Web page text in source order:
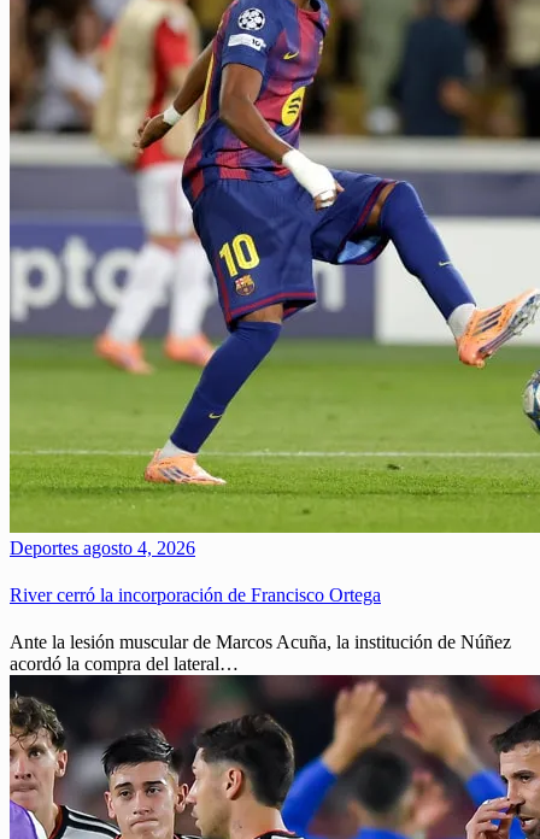
Deportes agosto 4, 2026
River cerró la incorporación de Francisco Ortega
Ante la lesión muscular de Marcos Acuña, la institución de Núñez
acordó la compra del lateral…